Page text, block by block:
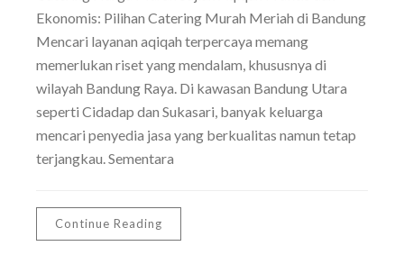
Ekonomis: Pilihan Catering Murah Meriah di Bandung
Mencari layanan aqiqah terpercaya memang
memerlukan riset yang mendalam, khususnya di
wilayah Bandung Raya. Di kawasan Bandung Utara
seperti Cidadap dan Sukasari, banyak keluarga
mencari penyedia jasa yang berkualitas namun tetap
terjangkau. Sementara
Continue Reading